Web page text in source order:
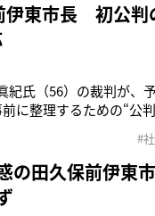
伊東市長 初公判
氏（56）の裁判が、
に整理するための“公
、検察側の主張や要#
の田久保前伊